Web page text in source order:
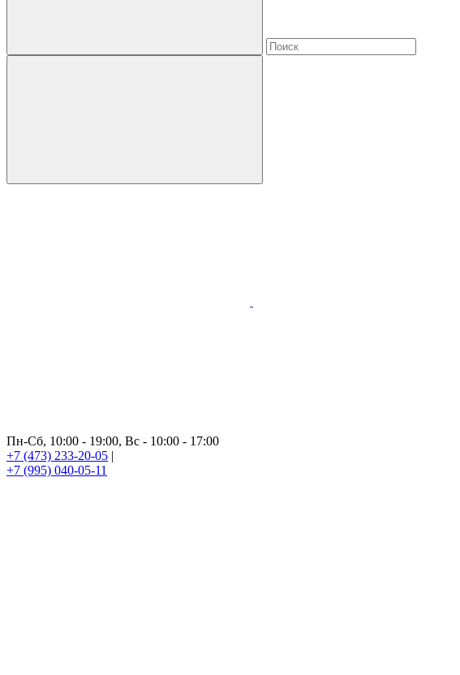
Пн-Сб, 10:00 - 19:00, Вс - 10:00 - 17:00
+7 (473) 233-20-05 |
+7 (995) 040-05-11